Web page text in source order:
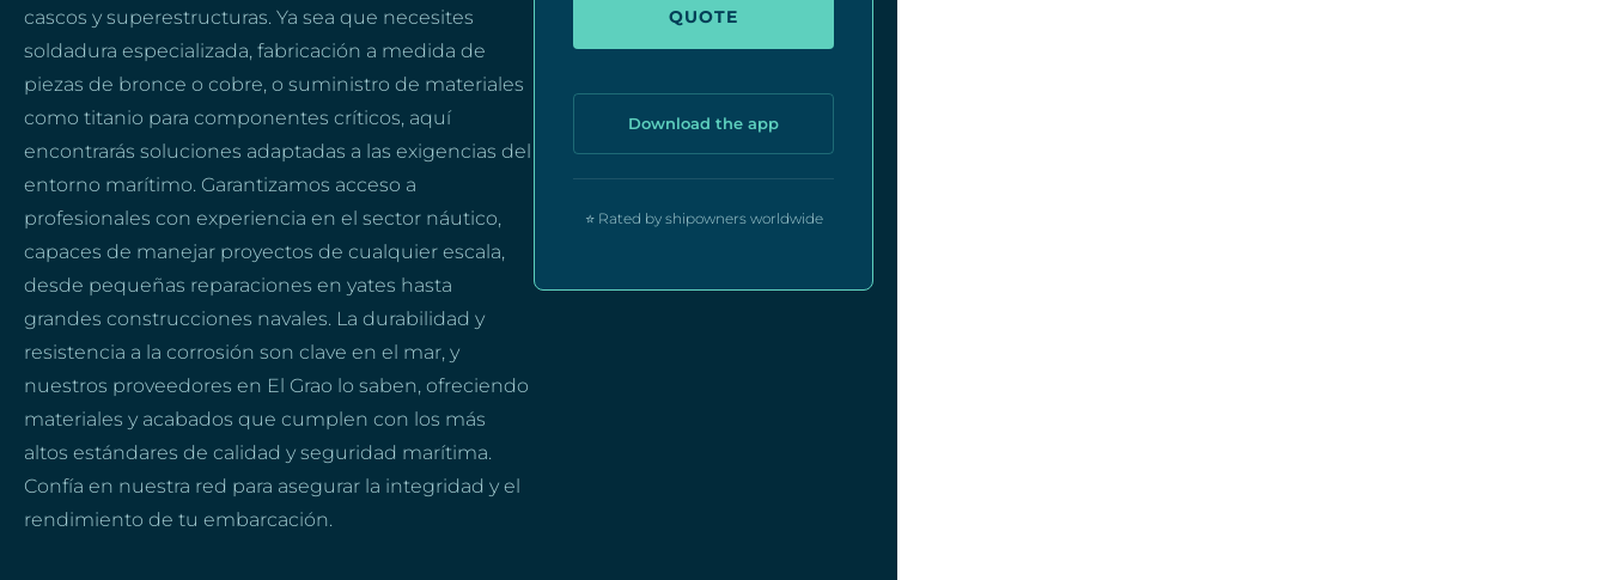
cascos y superestructuras. Ya sea que necesites
soldadura especializada, fabricación a medida de
piezas de bronce o cobre, o suministro de materiales
como titanio para componentes críticos, aquí
encontrarás soluciones adaptadas a las exigencias del
entorno marítimo. Garantizamos acceso a
profesionales con experiencia en el sector náutico,
capaces de manejar proyectos de cualquier escala,
desde pequeñas reparaciones en yates hasta
grandes construcciones navales. La durabilidad y
resistencia a la corrosión son clave en el mar, y
nuestros proveedores en El Grao lo saben, ofreciendo
materiales y acabados que cumplen con los más
altos estándares de calidad y seguridad marítima.
Confía en nuestra red para asegurar la integridad y el
rendimiento de tu embarcación.
QUOTE
Download the app
⭐ Rated by shipowners worldwide